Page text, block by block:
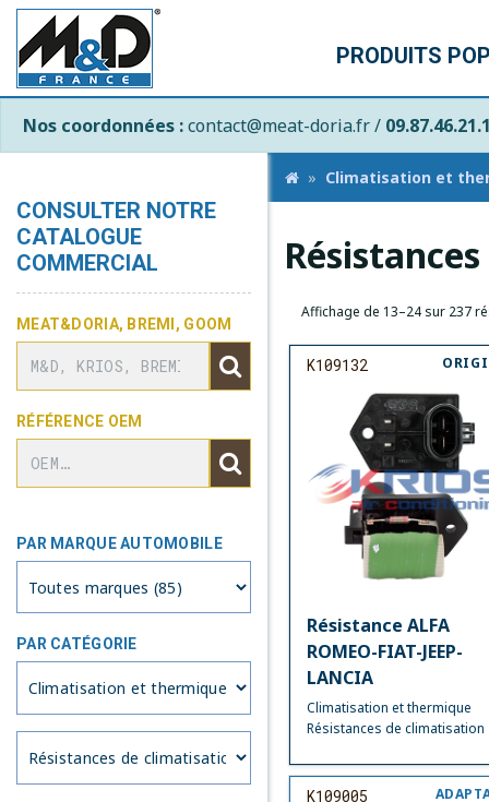
PRODUITS
Nos coordonnées :contact@meat-doria.fr /
CONSULTER NOTRE
CATALOGUE
COMMERCIAL
MEAT&DORIA, BREMI, GOOM
RÉFÉRENCE OEM
PAR MARQUE AUTOMOBILE
PAR CATÉGORIE
Climatisation et
Affichage de 13–24 sur 237
K109132
Résistance ALFA
ROMEO-FIAT-JEEP-
LANCIA
Climatisation et thermique
Résistances de climatisation
K109005